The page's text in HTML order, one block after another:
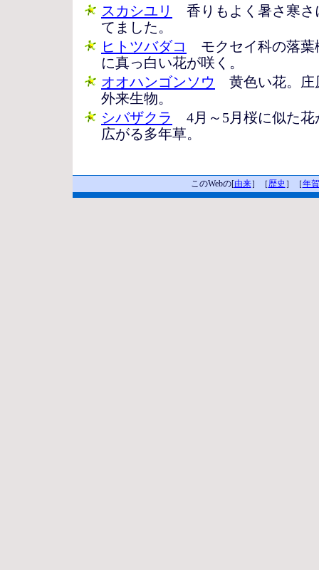
スカシユリ
香りもよく暑さ寒さ
てました。
ヒトツバダコ
モクセイ科の落葉
に真っ白い花が咲く。
オオハンゴンソウ
黄色い花。庄
外来生物。
シバザクラ
4月～5月桜に似た花
広がる多年草。
このWebの[由来］［歴史 ］［年